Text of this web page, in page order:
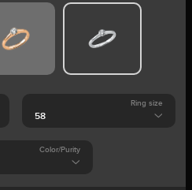
Ring size
Color/Purity